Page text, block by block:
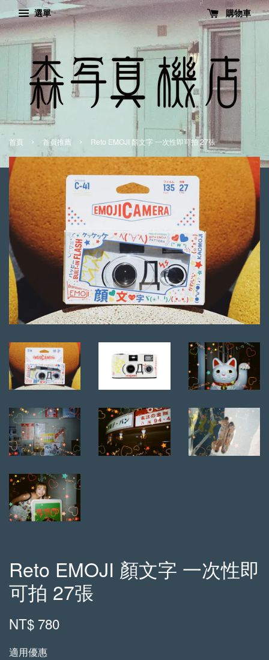
選單 購物車
首頁 › 首頁推薦 › Reto EMOJI 顏文字 一次性即可拍 27張
Reto EMOJI 顏文字 一次性即
可拍 27張
NT$ 780
適用優惠